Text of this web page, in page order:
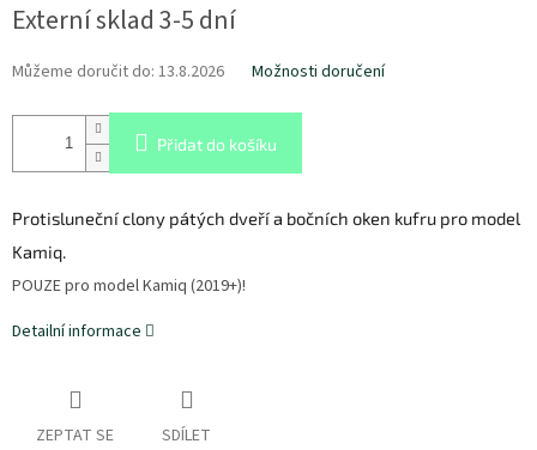
cena:
Externí sklad 3-5 dní
Můžeme doručit do: 13.8.2026 Možnosti doručení
Přidat do košíku
Protisluneční clony pátých dveří a bočních oken kufru pro model
Kamiq.
POUZE pro model Kamiq (2019+)!
Detailní informace
ZEPTAT SE SDÍLET